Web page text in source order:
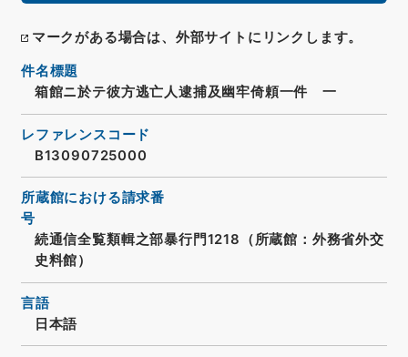
マークがある場合は、外部サイトにリンクします。
件名標題
箱館ニ於テ彼方逃亡人逮捕及幽牢倚頼一件 一
レファレンスコード
B13090725000
所蔵館における請求番
号
続通信全覧類輯之部暴行門1218（所蔵館：外務省外交
史料館）
言語
日本語